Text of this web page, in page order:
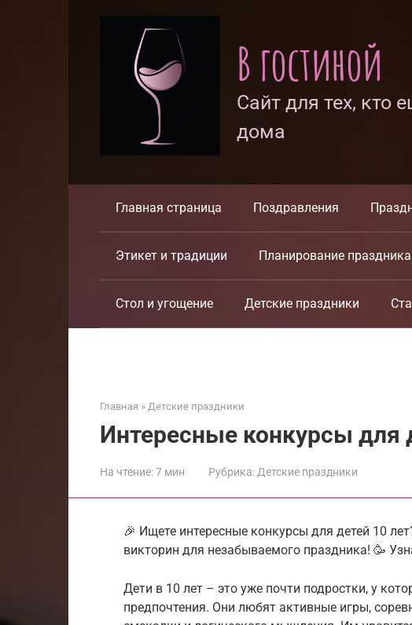
В гостиной
Сайт для тех, кто
дома
Главная страница Поздравления
Этикет и традиции Планирование праздника
Стол и угощение Детские праздники
Главная » Детские праздники
Интересные конкурсы для
На чтение:7 мин Рубрика: Детские праздники
🎉 Ищете интересные конкурсы для детей 10
викторин для незабываемого праздника! 🥳
Дети в 10 лет – это уже почти подростки, у
предпочтения. Они любят активные игры,